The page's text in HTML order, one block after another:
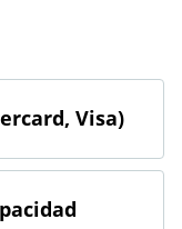
Visa)